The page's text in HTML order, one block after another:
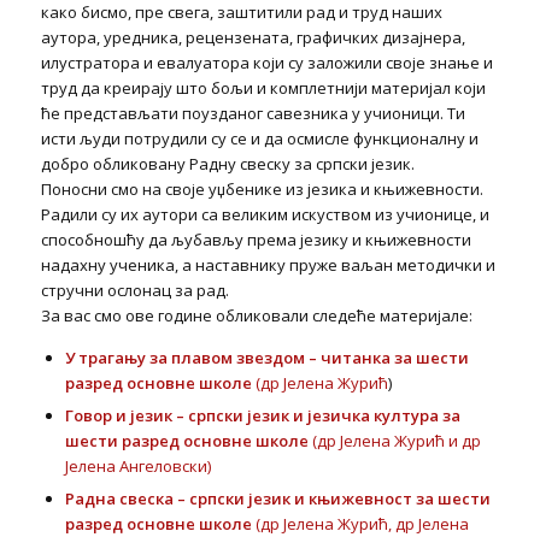
како бисмо, пре свега, заштитили рад и труд наших
аутора, уредника, рецензената, графичких дизајнера,
илустратора и евалуатора који су заложили своје знање и
труд да креирају што бољи и комплетнији материјал који
ће представљати поузданог савезника у учионици. Ти
исти људи потрудили су се и да осмисле функционалну и
добро обликовану Радну свеску за српски језик.
Поносни смо на своје уџбенике из језика и књижевности.
Радили су их аутори са великим искуством из учионице, и
способношћу да љубављу према језику и књижевности
надахну ученика, а наставнику пруже ваљан методички и
стручни ослонац за рад.
За вас смо ове године обликовали следеће материјале:
У трагању за плавом звездом – читанка за шести
разред основне школе (др Јелена Журић)
Говор и језик – српски језик и језичка култура за
шести разред основне школе (др Јелена Журић и др
Јелена Ангеловски)
Радна свеска – српски језик и књижевност за шести
разред основне школе (др Јелена Журић, др Јелена